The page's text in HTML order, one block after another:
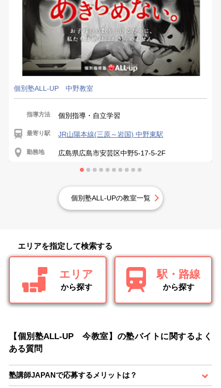
個別塾ALL-UP 中野教室
指導方法 個別指導・自立学習
最寄り駅 JR山陽本線(三原～岩国) 中野東駅
勤務地 広島県広島市安芸区中野5-17-5-2F
個別塾ALL-UPの教室一覧
エリアを指定して検索する
エリア
から探す
駅・路線
から探す
【個別塾ALL-UP 今教室】の塾バイトに関するよく
ある質問
塾講師JAPANで応募するメリットは？